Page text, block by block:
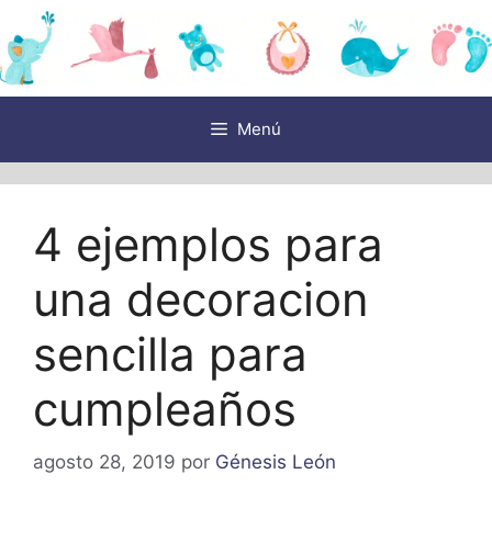
Saltar
al
contenido
Menú
4 ejemplos para
una decoracion
sencilla para
cumpleaños
agosto 28, 2019 por Génesis León